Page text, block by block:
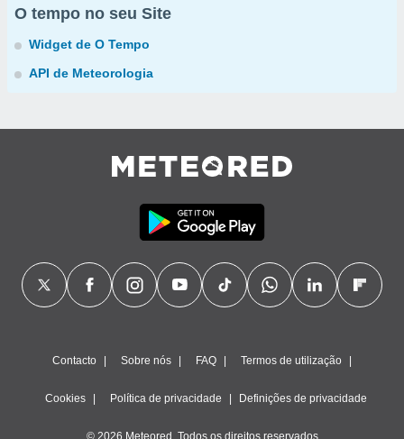
O tempo no seu Site
Widget de O Tempo
API de Meteorologia
Contacto Sobre nós FAQ Termos de utilização
Cookies Política de privacidade Definições de privacidade
© 2026 Meteored. Todos os direitos reservados